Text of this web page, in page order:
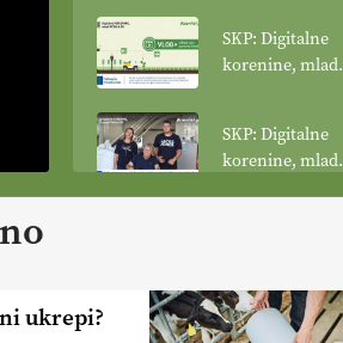
SKP: Digitalne
korenine, mladi
spreminja
podobo
kmetijstva
SKP: Digitalne
korenine, mladi
je res varnejša?
EKOloško =
ukrepi?